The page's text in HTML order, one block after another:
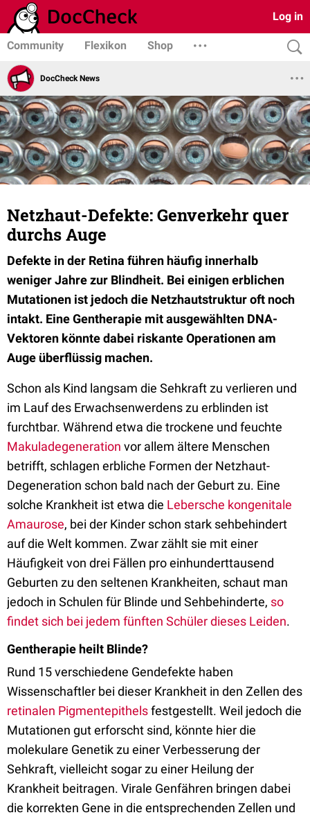
Log in
Community Flexikon Shop
DocCheck News
Netzhaut-Defekte: Genverkehr quer
durchs Auge
Defekte in der Retina führen häufig innerhalb
weniger Jahre zur Blindheit. Bei einigen erblichen
Mutationen ist jedoch die Netzhautstruktur oft noch
intakt. Eine Gentherapie mit ausgewählten DNA-
Vektoren könnte dabei riskante Operationen am
Auge überflüssig machen.
Schon als Kind langsam die Sehkraft zu verlieren und
im Lauf des Erwachsenwerdens zu erblinden ist
furchtbar. Während etwa die trockene und feuchte
Makuladegeneration vor allem ältere Menschen
betrifft, schlagen erbliche Formen der Netzhaut-
Degeneration schon bald nach der Geburt zu. Eine
solche Krankheit ist etwa die Lebersche kongenitale
Amaurose, bei der Kinder schon stark sehbehindert
auf die Welt kommen. Zwar zählt sie mit einer
Häufigkeit von drei Fällen pro einhunderttausend
Geburten zu den seltenen Krankheiten, schaut man
jedoch in Schulen für Blinde und Sehbehinderte, so
findet sich bei jedem fünften Schüler dieses Leiden.
Gentherapie heilt Blinde?
Rund 15 verschiedene Gendefekte haben
Wissenschaftler bei dieser Krankheit in den Zellen des
retinalen Pigmentepithelsfestgestellt. Weil jedoch die
Mutationen gut erforscht sind, könnte hier die
molekulare Genetik zu einer Verbesserung der
Sehkraft, vielleicht sogar zu einer Heilung der
Krankheit beitragen. Virale Genfähren bringen dabei
die korrekten Gene in die entsprechenden Zellen und